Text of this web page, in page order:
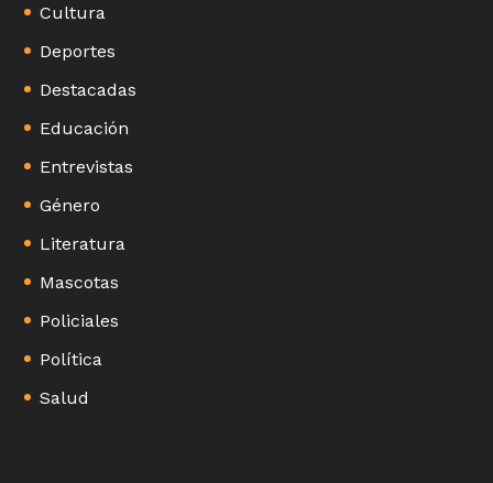
Cultura
Deportes
Destacadas
Educación
Entrevistas
Género
Literatura
Mascotas
Policiales
Política
Salud